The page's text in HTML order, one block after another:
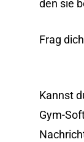
den sie
Frag
Kannst
Gym-